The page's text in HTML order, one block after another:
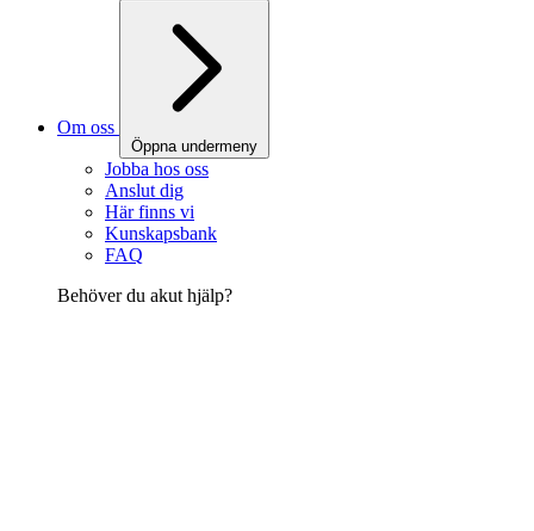
Om oss
Öppna undermeny
Jobba hos oss
Anslut dig
Här finns vi
Kunskapsbank
FAQ
Behöver du akut hjälp?